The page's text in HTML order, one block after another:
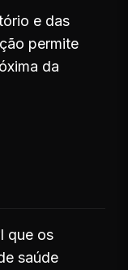
e das
permite
da
que os
saúde